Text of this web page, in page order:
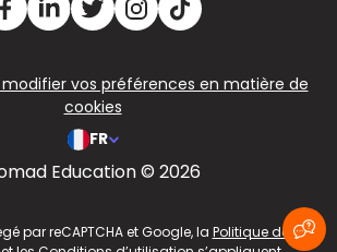
vos préférences en matière de
cookies
FR
Education © 2026
par reCAPTCHA et Google, la Politique de